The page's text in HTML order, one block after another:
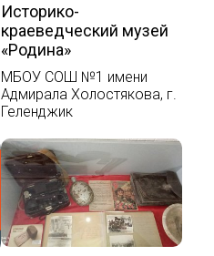
Историко-
краеведческий музей
«Родина»
МБОУ СОШ №1 имени
Адмирала Холостякова, г.
Геленджик